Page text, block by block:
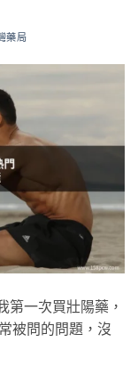
藥局
第一次買壯陽藥，
被問的問題，沒